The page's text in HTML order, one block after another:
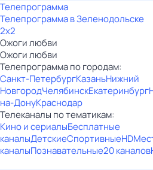
Телепрограмма
Телепрограмма в Зеленодольске
2x2
Ожоги любви
Ожоги любви
Телепрограмма по городам:
Санкт-ПетербургКазаньНижний
НовгородЧелябинскЕкатеринбург
на-ДонуКраснодар
Телеканалы по тематикам:
Кино и сериалыБесплатные
каналыДетскиеСпортивныеHD
каналыПознавательные20 каналов